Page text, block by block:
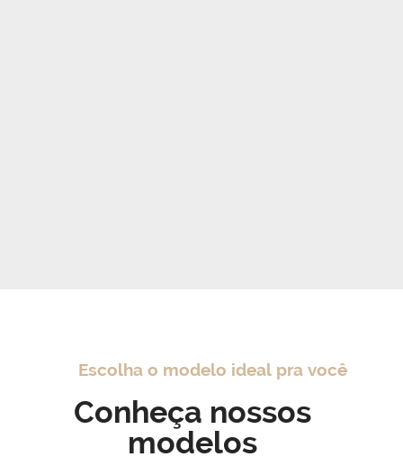
Escolha o modelo ideal pra você
Conheça nossos
modelos